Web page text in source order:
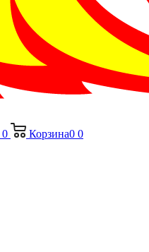
0 Корзина0 0